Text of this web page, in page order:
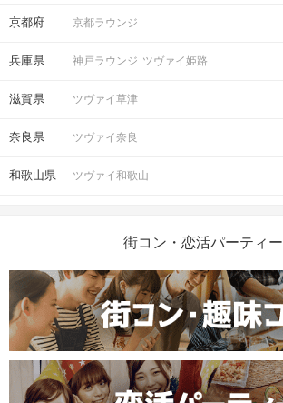
京都府 京都ラウンジ
兵庫県 神戸ラウンジ ツヴァイ姫路
滋賀県 ツヴァイ草津
奈良県 ツヴァイ奈良
和歌山県 ツヴァイ和歌山
街コン・恋活パーティー